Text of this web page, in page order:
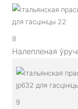
8
Налепленая
9